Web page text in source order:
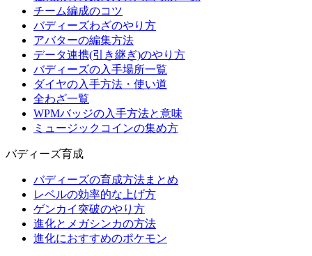
チーム編成のコツ
バディーズわざのやり方
アバターの編集方法
データ連携(引き継ぎ)のやり方
バディーズの入手場所一覧
ダイヤの入手方法・使い道
全わざ一覧
WPMバッジの入手方法と意味
ミュージックコインの集め方
バディーズ育成
バディーズの育成方法まとめ
レベルの効率的な上げ方
ゲンカイ突破のやり方
進化とメガシンカの方法
進化におすすめのポケモン